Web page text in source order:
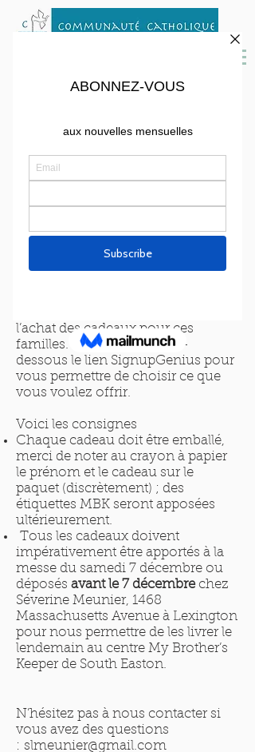
Noël, nous proposons de soutenir
My Brother's Keepers, une
association chrétienne qui aide les
familles en grande difficulté de la
en savoir plus
http://www.mybrotherskeeper.or
l’achat des cadeaux pour ces
familles. Vous trouverez ci-
dessous le lien SignupGenius pour
vous permettre de choisir ce que
vous voulez offrir.
Voici les consignes
Chaque cadeau doit être emballé,
merci de noter au crayon à papier
le prénom et le cadeau sur le
paquet (discrètement) ; des
étiquettes MBK seront apposées
ultérieurement.
Tous les cadeaux doivent
impérativement être apportés à la
messe du samedi 7 décembre ou
déposés avant le 7 décembrechez
Séverine Meunier, 1468
Massachusetts Avenue à Lexington
pour nous permettre de les livrer le
lendemain au centre My Brother’s
Keeper de South Easton.
N’hésitez pas à nous contacter si
vous avez des questions
: slmeunier@gmail.com